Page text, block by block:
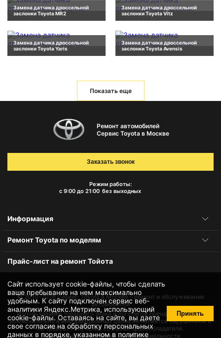
Замена датчика дроссельной
заслонки Toyota MR2
Замена датчика дроссельной
заслонки Toyota Vitz
Замена датчика дроссельной
заслонки Toyota Yaris
Замена датчика дроссельной
заслонки Toyota Avensis
Показать еще
Сайт использует cookie-файлы, чтобы сделать
ваше пребывание на нем максимально
удобным. К cайту подключен сервис веб-
аналитики Яндекс.Метрика, использующий
cookie-файлы. Оставаясь на сайте, вы даете
своесогласие на обработку персональных
данных в порядке, указанном в политике
Принять
Ремонт автомобилей
Сервис Toyota в Москве
Режим работы:
с 9:00 до 21:00 без выходных
Заказать звонок
Информация
Ремонт Toyota по моделям
Прайс-лист на ремонт Тойота
© 2010-2026Сервис Toyota в Москве – ремонт и обслуживание
автомобилей
Использование товарного знака и логотипов бренда происходит
исключительно в информационных целях не является нарушением и
не требует получения согласия правообладателя.
Защита данных и политика конфиденциальности.